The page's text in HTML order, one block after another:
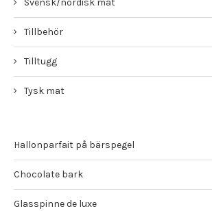
Svensk/nordisk mat
Tillbehör
Tilltugg
Tysk mat
Hallonparfait på bärspegel
Chocolate bark
Glasspinne de luxe